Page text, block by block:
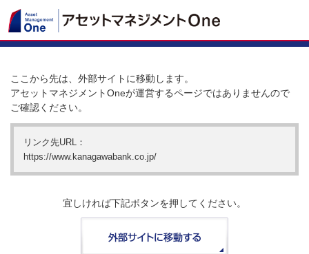
ここから先は、外部サイトに移動します。
アセットマネジメントOneが運営するページではありませんので
ご確認ください。
リンク先URL：
https://www.kanagawabank.co.jp/
宜しければ下記ボタンを押してください。